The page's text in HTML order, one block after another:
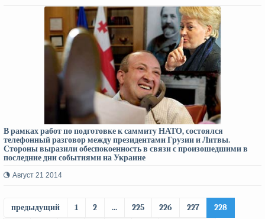
В рамках работ по подготовке к саммиту НАТО, состоялся
телефонный разговор между президентами Грузии и Литвы.
Стороны выразили обеспокоенность в связи с произошедшими в
последние дни событиями на Украине
Август 21 2014
предыдущий 1 2 ... 225 226 227
228